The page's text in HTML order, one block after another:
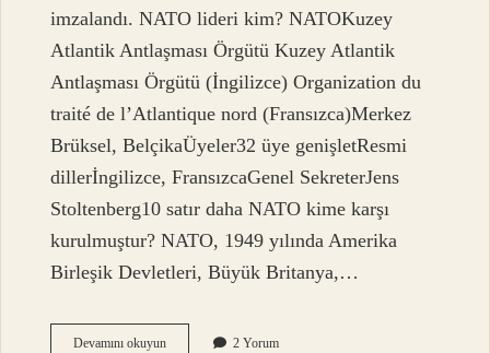
imzalandı. NATO lideri kim? NATOKuzey
Atlantik Antlaşması Örgütü Kuzey Atlantik
Antlaşması Örgütü (İngilizce) Organization du
traité de l’Atlantique nord (Fransızca)Merkez
Brüksel, BelçikaÜyeler32 üye genişletResmi
dillerİngilizce, FransızcaGenel SekreterJens
Stoltenberg10 satır daha NATO kime karşı
kurulmuştur? NATO, 1949 yılında Amerika
Birleşik Devletleri, Büyük Britanya,…
Devamını okuyunNato
2 Yorum